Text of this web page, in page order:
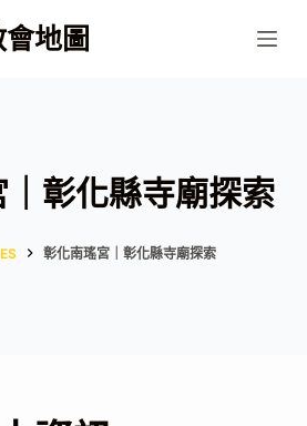
地圖
彰化縣寺廟探索
彰化南瑤宮｜彰化縣寺廟探索